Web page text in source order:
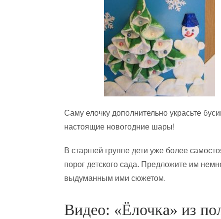
Саму елочку дополнительно украсьте
настоящие новогодние шары!
В старшей группе дети уже более
порог детского сада. Предложите им
выдуманным ими сюжетом.
Видео: «Ёлочка» из